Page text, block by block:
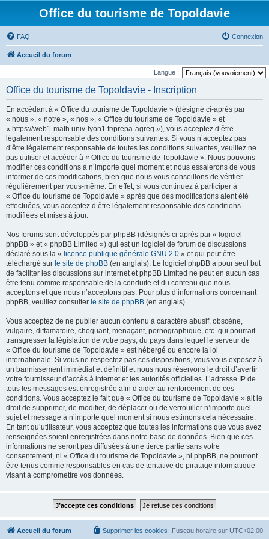
Office du tourisme de Topoldavie
FAQ Connexion
Accueil du forum
Langue :
Office du tourisme de Topoldavie - Inscription
En accédant à « Office du tourisme de Topoldavie » (désigné ci-après par
« nous », « notre », « nos », « Office du tourisme de Topoldavie » et
« https://web1-math.univ-lyon1.fr/prepa-agreg »), vous acceptez d’être
légalement responsable des conditions suivantes. Si vous n’acceptez pas
d’être légalement responsable de toutes les conditions suivantes, veuillez ne
pas utiliser et accéder à « Office du tourisme de Topoldavie ». Nous pouvons
modifier ces conditions à n’importe quel moment et nous essaierons de vous
informer de ces modifications, bien que nous vous conseillons de vérifier
régulièrement par vous-même. En effet, si vous continuez à participer à
« Office du tourisme de Topoldavie » après que des modifications aient été
effectuées, vous acceptez d’être légalement responsable des conditions
modifiées et mises à jour.
Nos forums sont développés par phpBB (désignés ci-après par « logiciel
phpBB » et « phpBB Limited ») qui est un logiciel de forum de discussions
déclaré sous la « licence publique générale GNU 2.0 » et qui peut être
téléchargé sur le site de phpBB (en anglais). Le logiciel phpBB a pour seul but
de faciliter les discussions sur internet et phpBB Limited ne peut en aucun cas
être tenu comme responsable de la conduite et du contenu que nous
acceptons et que nous n’acceptons pas. Pour plus d’informations concernant
phpBB, veuillez consulter le site de phpBB (en anglais).
Vous acceptez de ne publier aucun contenu à caractère abusif, obscène,
vulgaire, diffamatoire, choquant, menaçant, pornographique, etc. qui pourrait
transgresser la législation de votre pays, du pays dans lequel le serveur de
« Office du tourisme de Topoldavie » est hébergé ou encore la loi
internationale. Si vous ne respectez pas ces dispositions, vous vous exposez à
un bannissement immédiat et définitif et nous nous réservons le droit d’avertir
votre fournisseur d’accès à internet et les autorités officielles. L’adresse IP de
tous les messages est enregistrée afin d’aider au renforcement de ces
conditions. Vous acceptez le fait que « Office du tourisme de Topoldavie » ait le
droit de supprimer, de modifier, de déplacer ou de verrouiller n’importe quel
sujet et message à n’importe quel moment si nous estimons cela nécessaire.
En tant qu’utilisateur, vous acceptez que toutes les informations que vous avez
renseignées soient enregistrées dans notre base de données. Bien que ces
informations ne seront pas diffusées à une tierce partie sans votre
consentement, ni « Office du tourisme de Topoldavie », ni phpBB, ne pourront
être tenus comme responsables en cas de tentative de piratage informatique
visant à compromettre vos données.
Accueil du forum Fuseau horaire sur UTC+02:00
Supprimer les cookies